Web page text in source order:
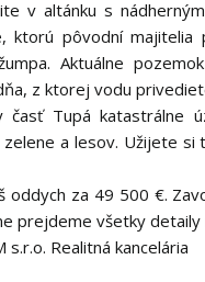
v altánku s
ktorú pôvodní
Aktuálne
z ktorej vodu
časť Tupá katastrálne
a lesov. Užijete si
za 49 500 €.
prejdeme všetky detaily
s.r.o. Realitná kancelária